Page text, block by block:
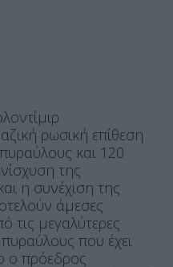
ρωσική επίθεση
και 120
της
η συνέχιση της
άμεσες
τις μεγαλύτερες
πυραύλους που έχει
ο πρόεδρος